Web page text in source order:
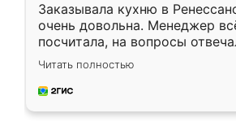
Заказывала кухню в
очень довольна. Менеджер
посчитала, на вопросы
Замерщик приехал в субботу,
делу со всей
за день, ребята работали
Читать полностью